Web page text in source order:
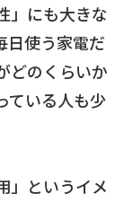
」にも大きな
日使う家電だ
どのくらいか
ている人も少
」というイメ